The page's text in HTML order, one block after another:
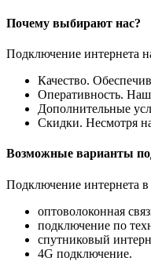
Почему выбирают нас?
Подключение интернета
Качество.
Оперативность.
Дополнительные
Скидки. Несмотря
Возможные варианты
Подключение интернета
оптоволоконная
подключение по
спутниковый
4G подключение.